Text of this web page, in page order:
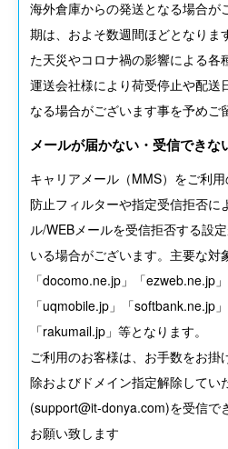
ご注意・納期・配送に関して
ご注文のタイミングや在庫システ
海外倉庫からの発送となる場合が
期は、およそ数週間ほどとなりま
た天災やコロナ禍の影響による各
運送会社様により荷受停止や配送
なる場合がございます事を予めご
メールが届かない・受信できな
キャリアメール（MMS）をご利
防止フィルターや指定受信拒否に
ル/WEBメールを受信拒否する設
いる場合がございます。主要な対
「docomo.ne.jp」「ezweb.ne.jp」
「uqmobile.jp」「softbank.ne.jp
「rakumail.jp」 等となります。
ご利用のお客様は、お手数をお掛
除およびドメイン指定解除してい